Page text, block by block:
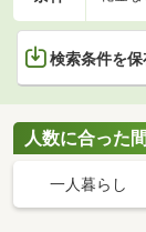
検索条件を保
人数に合った
一人暮らし